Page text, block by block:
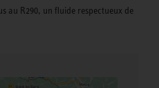
au R290, un fluide respectueux de